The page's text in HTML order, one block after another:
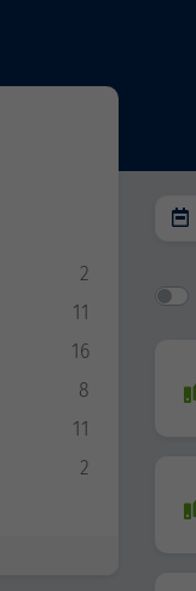
2
11
16
8
11
2